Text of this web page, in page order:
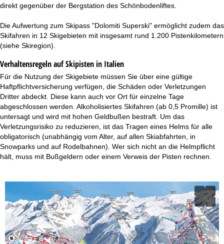
direkt gegenüber der Bergstation des Schönbodenliftes.
Die Aufwertung zum Skipass "Dolomiti Superski" ermöglicht zudem das
Skifahren in 12 Skigebieten mit insgesamt rund 1.200 Pistenkilometern
(siehe Skiregion).
Verhaltensregeln auf Skipisten in Italien
Für die Nutzung der Skigebiete müssen Sie über eine gültige
Haftpflichtversicherung verfügen, die Schäden oder Verletzungen
Dritter abdeckt. Diese kann auch vor Ort für einzelne Tage
abgeschlossen werden. Alkoholisiertes Skifahren (ab 0,5 Promille) ist
untersagt und wird mit hohen Geldbußen bestraft. Um das
Verletzungsrisiko zu reduzieren, ist das Tragen eines Helms für alle
obligatorisch (unabhängig vom Alter, auf allen Skiabfahrten, in
Snowparks und auf Rodelbahnen). Wer sich nicht an die Helmpflicht
hält, muss mit Bußgeldern oder einem Verweis der Pisten rechnen.